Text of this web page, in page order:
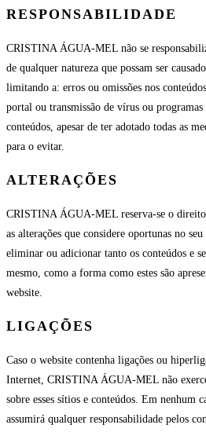
RESPONSABILIDADE
CRISTINA ÁGUA-MEL não se
de qualquer natureza que possam ser
limitando a: erros ou omissões nos
portal ou transmissão de vírus ou
conteúdos, apesar de ter adotado todas as
para o evitar.
ALTERAÇÕES
CRISTINA ÁGUA-MEL reserva-se o
as alterações que considere oportunas no
eliminar ou adicionar tanto os conteúdos e
mesmo, como a forma como estes são
website.
LIGAÇÕES
Caso o website contenha ligações ou
Internet, CRISTINA ÁGUA-MEL não
sobre esses sítios e conteúdos. Em
assumirá qualquer responsabilidade pelos